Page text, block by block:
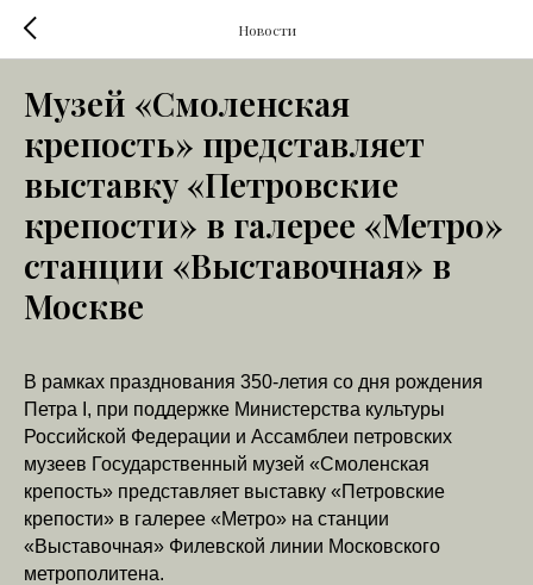
Новости
Музей «Смоленская
крепость» представляет
выставку «Петровские
крепости» в галерее «Метро»
станции «Выставочная» в
Москве
В рамках празднования 350-летия со дня рождения
Петра I, при поддержке Министерства культуры
Российской Федерации и Ассамблеи петровских
музеев Государственный музей «Смоленская
крепость» представляет выставку «Петровские
крепости» в галерее «Метро» на станции
«Выставочная» Филевской линии Московского
метрополитена.